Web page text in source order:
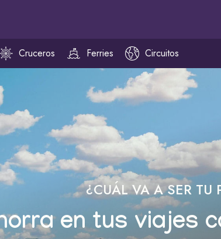
Cruceros Ferries Circuitos
¿CUÁL VA A SER TU
en tus viajes